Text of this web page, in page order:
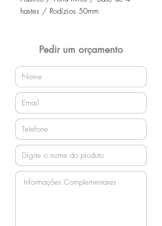
hastes / Rodízios 50mm
Pedir um orçamento